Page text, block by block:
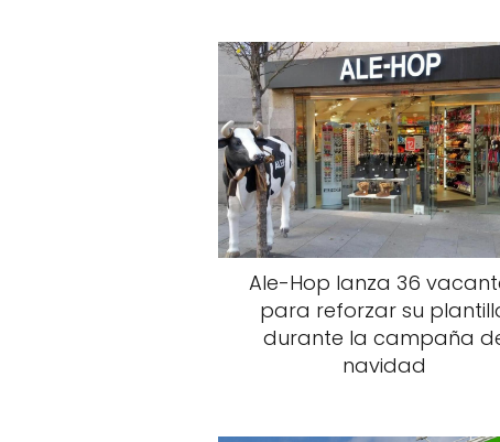
Ale-Hop lanza 36
para reforzar su
durante la campaña
navidad